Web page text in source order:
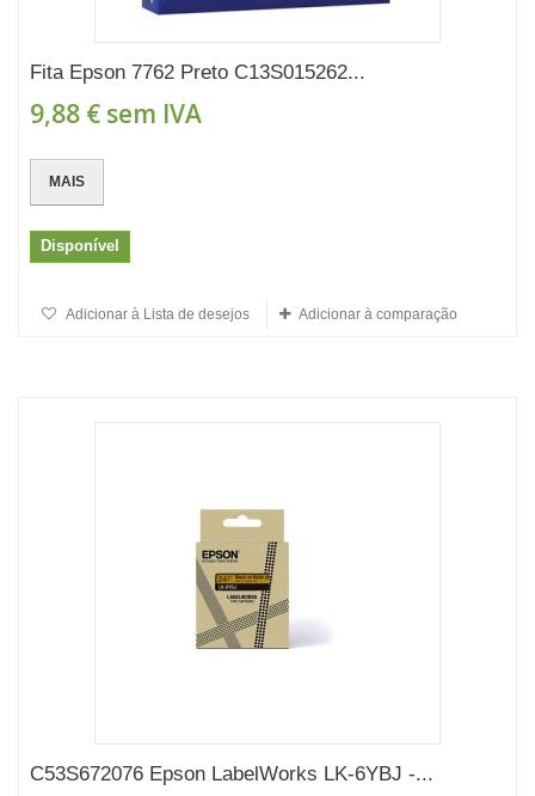
Fita Epson 7762 Preto C13S015262...
9,88 € sem IVA
MAIS
Disponível
Adicionar à Lista de desejos Adicionar à comparação
C53S672076 Epson LabelWorks LK-6YBJ -...